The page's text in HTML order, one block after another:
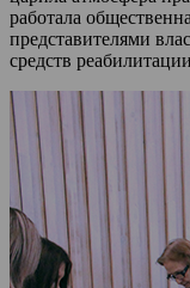
работала
представителями
средств